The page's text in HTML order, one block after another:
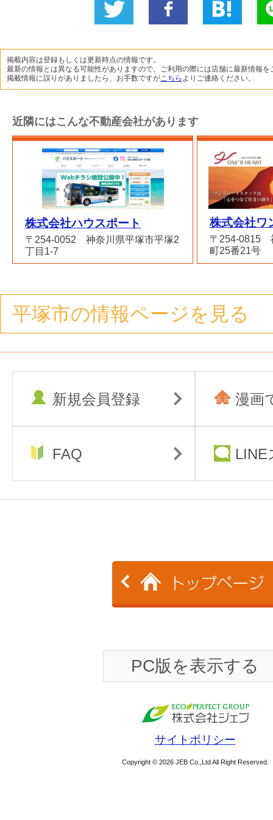
に投稿
ね！
掲載内容は登録もしくは更新時点の情報です。
最新の情報とは異なる可能性がありますので、ご利用の際には店舗に最新情報を
掲載情報に誤りがありましたら、お手数ですがこちら よりご連絡ください。
近隣にはこんな不動産会社があります
株式会社ハウスポート
〒254-0052 神奈川県平塚市平塚2
丁目1-7
株式会社ワ
〒254-0815
町25番21号
平塚市の情報ページを見る
新規会員登録 漫画
FAQ LINE
PC版を表示する
サイトポリシー
Copyright © 2026 JEB Co.,Ltd All Right Reserved.